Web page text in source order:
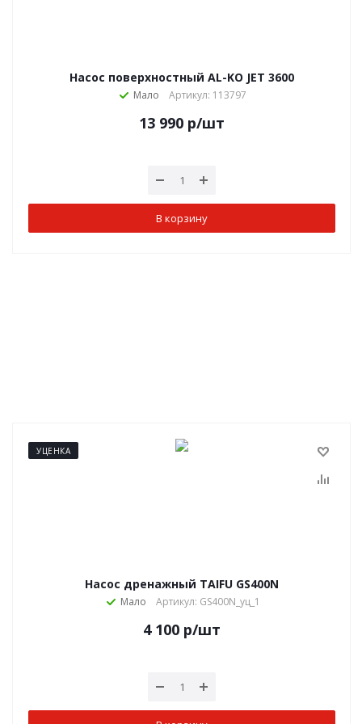
Насос поверхностный AL-KO JET 3600
Мало Артикул: 113797
13 990 р/шт
В корзину
УЦЕНКА
Насос дренажный TAIFU GS400N
Мало Артикул: GS400N_уц_1
4 100 р/шт